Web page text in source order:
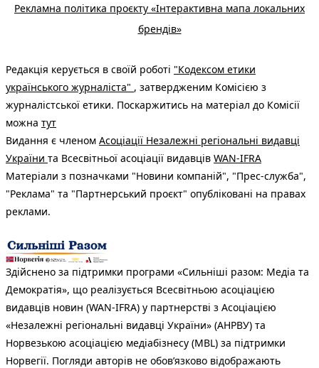
Рекламна політика проєкту «Інтерактивна мапа локальних
брендів»
Редакція керується в своїй роботі "Кодексом етики
українського журналіста" , затвердженим Комісією з
журналістської етики. Поскаржитись на матеріал до Комісії
можна тут
Видання є членом Асоціації Незалежні регіональні видавці
України та Всесвітньої асоціації видавців WAN-IFRA
Матеріали з позначками "Новини компаній", "Прес-служба",
"Реклама" та "Партнерський проєкт" опубліковані на правах
реклами.
Здійснено за підтримки програми «Сильніші разом: Медіа та
Демократія», що реалізується Всесвітньою асоціацією
видавців новин (WAN-IFRA) у партнерстві з Асоціацією
«Незалежні регіональні видавці України» (АНРВУ) та
Норвезькою асоціацією медіабізнесу (MBL) за підтримки
Норвегії. Погляди авторів не обов’язково відображають